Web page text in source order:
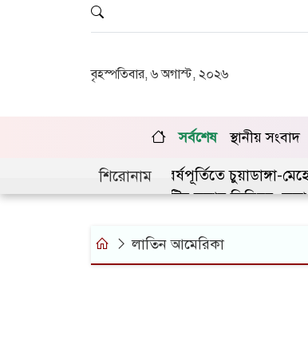
বৃহস্পতিবার, ৬ অগাস্ট, ২০২৬
সর্বশেষ স্থানীয় সংবাদ
শিরোনাম
গণঅভ্যুত্থানের দ্বিতীয় বর্ষপূর্তিতে চুয়াডাঙ্গা-
লিগ্যাল এইড কমিটির সভায় সিনিয়র
লাতিন আমেরিকা